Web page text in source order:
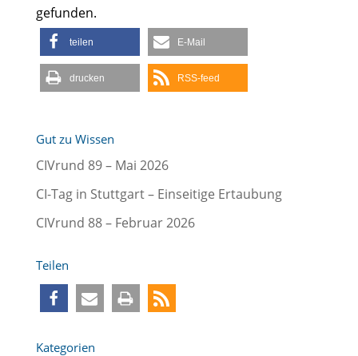
gefunden.
teilen E-Mail
drucken RSS-feed
Gut zu Wissen
CIVrund 89 – Mai 2026
CI-Tag in Stuttgart – Einseitige Ertaubung
CIVrund 88 – Februar 2026
Teilen
Kategorien